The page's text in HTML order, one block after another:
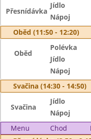
Přesnídávka
Jídlo
Nápoj
Oběd (11:50 - 12:20)
Oběd
Polévka
Jídlo
Nápoj
Svačina (14:30 - 14:50)
Svačina
Jídlo
Nápoj
Menu
Chod